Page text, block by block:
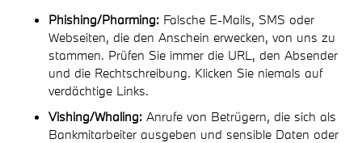
Phishing/Pharming: Falsche E-Mails, SMS oder
Webseiten, die den Anschein erwecken, von uns zu
stammen. Prüfen Sie immer die URL, den Absender
und die Rechtschreibung. Klicken Sie niemals auf
verdächtige Links.
Vishing/Whaling: Anrufe von Betrügern, die sich als
Bankmitarbeiter ausgeben und sensible Daten oder